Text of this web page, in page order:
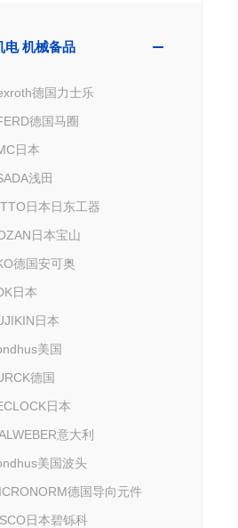
电 机械备品
德国力士乐
德国马圈
日本
浅田
日本日东工器
日本宝山
德国安可奥
日本
日本
美国
德国
日本
意大利
美国波头
德国导向元件
日本碧铄科